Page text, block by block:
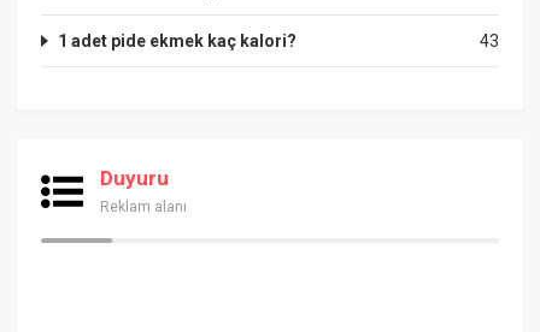
43
1 adet pide ekmek kaç kalori?
Duyuru
Reklam alanı